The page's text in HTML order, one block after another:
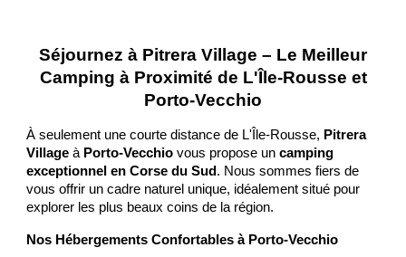
Séjournez à Pitrera Village – Le Meilleur
Camping à Proximité de L'Île-Rousse et
Porto-Vecchio
À seulement une courte distance de L'Île-Rousse, Pitrera
Village à Porto-Vecchio vous propose uncamping
exceptionnel en Corse du Sud . Nous sommes fiers de
vous offrir un cadre naturel unique, idéalement situé pour
explorer les plus beaux coins de la région.
Nos Hébergements Confortables à Porto-Vecchio